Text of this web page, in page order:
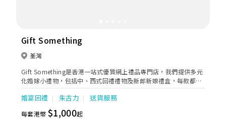
Gift Something
荃灣
Gift Something是香港一站式優質網上禮品專門店，我們提供多元
化婚嫁小禮物，包括中、西式回禮禮物及新郎新娘禮盒，每款都既
獨特又時尚，禮盒更可按客人要求，訂製個人化字體印刷，力求能
為新人的大日子帶來最完美的點綴。
婚宴回禮 朱古力 送貨服務
每套港幣 $1,000起